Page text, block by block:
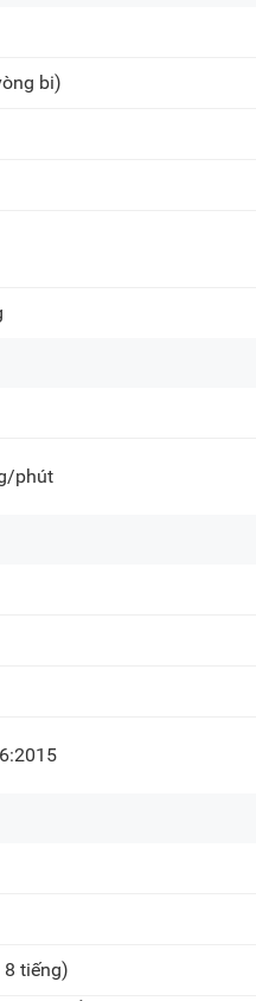
bi)
phút
8 tiếng)